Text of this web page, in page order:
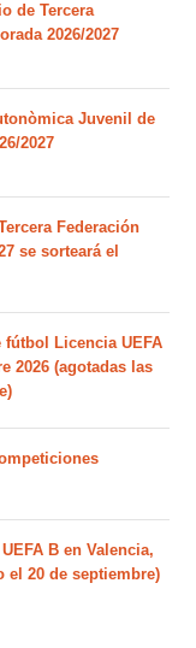
de Tercera
2026/2027
Juvenil de
2027
Federación
se sorteará el
fútbol Licencia UEFA
2026 (agotadas las
B en Valencia,
el 20 de septiembre)